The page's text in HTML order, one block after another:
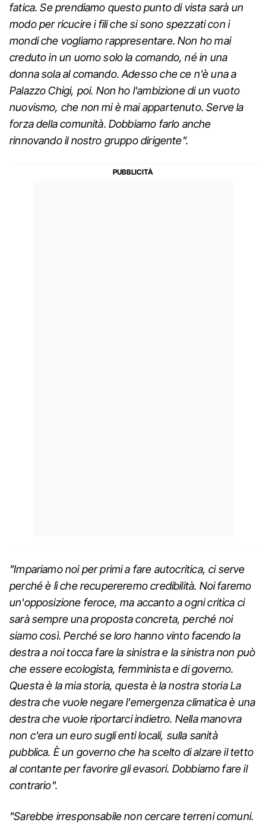
fatica. Se prendiamo questo punto di vista sarà un
modo per ricucire i fili che si sono spezzati con i
mondi che vogliamo rappresentare. Non ho mai
creduto in un uomo solo la comando, né in una
donna sola al comando. Adesso che ce n'è una a
Palazzo Chigi, poi. Non ho l'ambizione di un vuoto
nuovismo, che non mi è mai appartenuto. Serve la
forza della comunità. Dobbiamo farlo anche
rinnovando il nostro gruppo dirigente".
"Impariamo noi per primi a fare autocritica, ci serve
perché è lì che recupereremo credibilità. Noi faremo
un'opposizione feroce, ma accanto a ogni critica ci
sarà sempre una proposta concreta, perché noi
siamo così. Perché se loro hanno vinto facendo la
destra a noi tocca fare la sinistra e la sinistra non può
che essere ecologista, femminista e di governo.
Questa è la mia storia, questa è la nostra storia La
destra che vuole negare l'emergenza climatica è una
destra che vuole riportarci indietro. Nella manovra
non c'era un euro sugli enti locali, sulla sanità
pubblica. È un governo che ha scelto di alzare il tetto
al contante per favorire gli evasori. Dobbiamo fare il
contrario".
"Sarebbe irresponsabile non cercare terreni comuni.